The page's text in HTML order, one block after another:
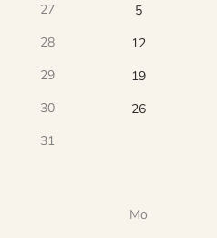
27
5
28
12
29
19
30
26
31
Mo